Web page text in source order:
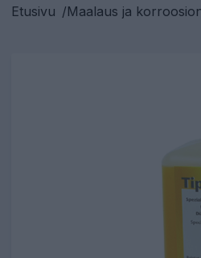
Etusivu /Maalaus ja